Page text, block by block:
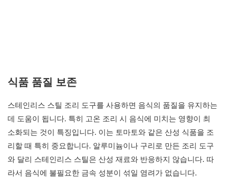
식품 품질 보존
스테인리스 스틸 조리 도구를 사용하면 음식의 품질을 유지하는
데 도움이 됩니다. 특히 고온 조리 시 음식에 미치는 영향이 최
소화되는 것이 특징입니다. 이는 토마토와 같은 산성 식품을 조
리할 때 특히 중요합니다. 알루미늄이나 구리로 만든 조리 도구
와 달리 스테인리스 스틸은 산성 재료와 반응하지 않습니다. 따
라서 음식에 불필요한 금속 성분이 섞일 염려가 없습니다.